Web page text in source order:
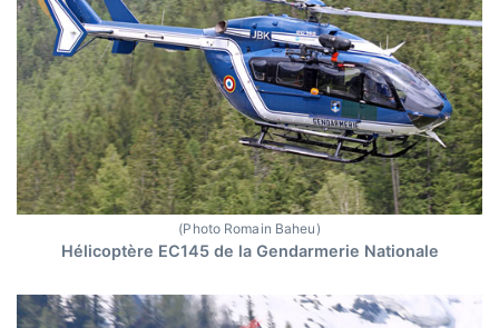
(Photo Romain Baheu)
Hélicoptère EC145 de la Gendarmerie Nationale